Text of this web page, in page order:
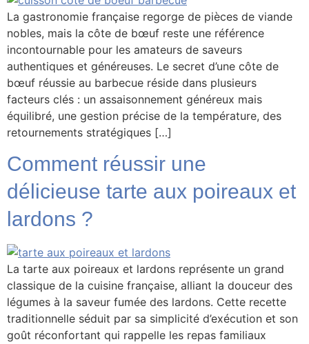
La gastronomie française regorge de pièces de viande
nobles, mais la côte de bœuf reste une référence
incontournable pour les amateurs de saveurs
authentiques et généreuses. Le secret d’une côte de
bœuf réussie au barbecue réside dans plusieurs
facteurs clés : un assaisonnement généreux mais
équilibré, une gestion précise de la température, des
retournements stratégiques […]
Comment réussir une
délicieuse tarte aux poireaux et
lardons ?
La tarte aux poireaux et lardons représente un grand
classique de la cuisine française, alliant la douceur des
légumes à la saveur fumée des lardons. Cette recette
traditionnelle séduit par sa simplicité d’exécution et son
goût réconfortant qui rappelle les repas familiaux